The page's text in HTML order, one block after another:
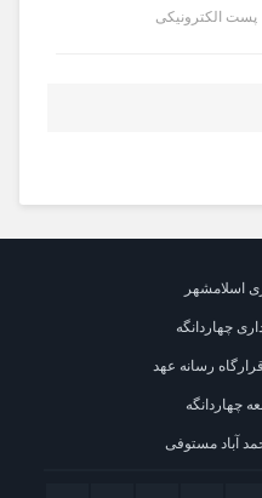
پست الکترونیکی
اسلامشهر
چهاردانگه
قرارگاه رسانه عهد
چهاردانگه
آباد مستوفی